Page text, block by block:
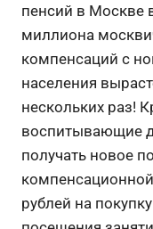
пенсий в Москве
миллиона
компенсаций с
населения
нескольких раз!
воспитывающие
получать новое
рублей на